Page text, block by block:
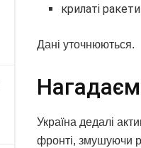
крилаті
Дані уточнюються.
Україна дедалі
фронті, змушуючи